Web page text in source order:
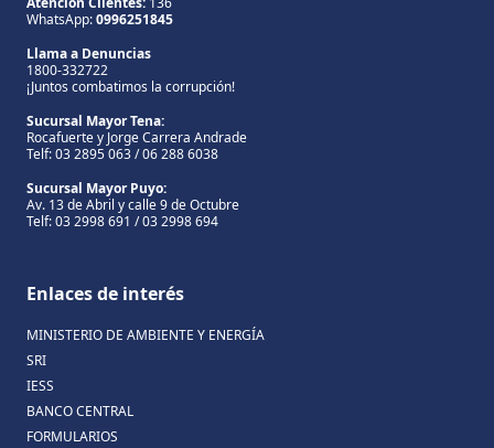
WhatsApp:0996251845
Llama a Denuncias
1800-332722
¡Juntos combatimos la corrupción!
Sucursal Mayor Tena:
Rocafuerte y Jorge Carrera Andrade
Telf: 03 2895 063 / 06 288 6038
Sucursal Mayor Puyo:
Av. 13 de Abril y calle 9 de Octubre
Telf: 03 2998 691 / 03 2998 694
Enlaces de interés
MINISTERIO DE AMBIENTE Y ENERGÍA
SRI
IESS
BANCO CENTRAL
FORMULARIOS